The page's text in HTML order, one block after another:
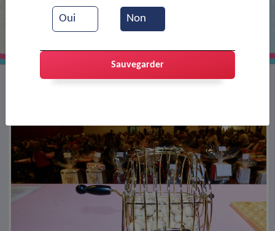
Loto de l'UCAP
Oui Non
Sauvegarder